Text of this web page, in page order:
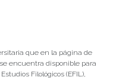
que en la página de
encuentra disponible para
Filológicos (EFIL),